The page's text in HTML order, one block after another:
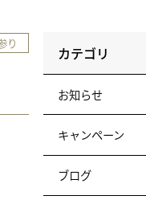
り
カテゴリ
お知らせ
キャンペーン
ブログ